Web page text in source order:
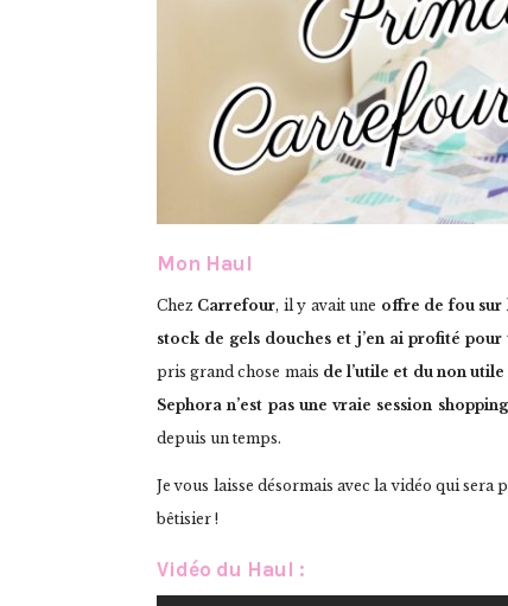
Mon Haul
Chez Carrefour, il y avait une offre de fou sur
stock de gels douches et j’en ai profité
pris grand chose mais de l’utile et du non
Sephora n’est pas une vraie session shopping
depuis un temps.
Je vous laisse désormais avec la vidéo qui sera
bêtisier !
Vidéo du Haul :